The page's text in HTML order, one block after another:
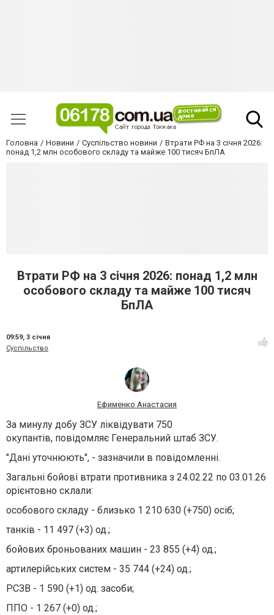
Головна Новини Суспільство новини
Втрати РФ на 3 січня 2026:
понад 1,2 млн особового складу та майже 100 тисяч БпЛА
Втрати РФ на 3 січня 2026: понад 1,2 млн
особового складу та майже 100 тисяч
БпЛА
09:59, 3 січня
Суспільство
Ефименко Анастасия
За минулу добу ЗСУ ліквідувати 750
окупантів, повідомляє Генеральний штаб ЗСУ.
"Дані уточнюють", - зазначили в повідомленні.
Загальні бойові втрати противника з 24.02.22 по 03.01.26
орієнтовно склали:
особового складу - близько 1 210 630 (+750) осіб;
танків - 11 497 (+3) од.;
бойових броньованих машин - 23 855 (+4) од.;
артилерійських систем - 35 744 (+24) од.;
РСЗВ - 1 590 (+1) од. засоби;
ППО - 1 267 (+0) од.;